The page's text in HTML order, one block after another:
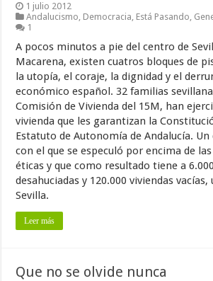
1 julio 2012
Andalucismo, Democracia, Está Pasando,
1
A pocos minutos a pie del centro de
Macarena, existen cuatros bloques de
la utopía, el coraje, la dignidad y el
económico español. 32 familias
Comisión de Vivienda del 15M, han
vivienda que les garantizan la
Estatuto de Autonomía de Andalucía.
con el que se especuló por encima de
éticas y que como resultado tiene a
desahuciadas y 120.000 viviendas
Sevilla.
Leer más
Que no se olvide nunca